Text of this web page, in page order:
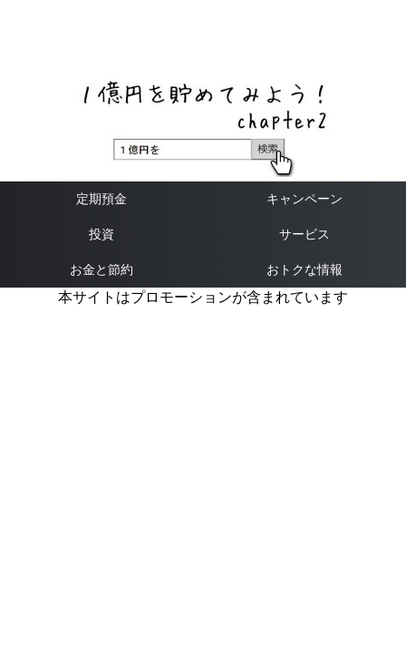
定期預金 キャンペーン
投資 サービス
お金と節約 おトクな情報
本サイトはプロモーションが含まれています